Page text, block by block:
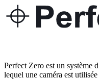
Perfect Zero est un système
lequel une caméra est